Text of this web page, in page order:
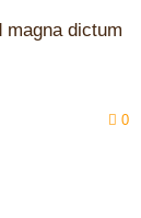
dictum
0